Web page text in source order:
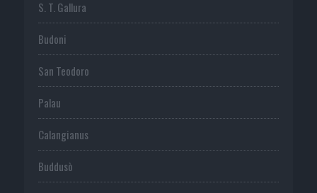
S. T. Gallura
Budoni
San Teodoro
Palau
Calangianus
Buddusò